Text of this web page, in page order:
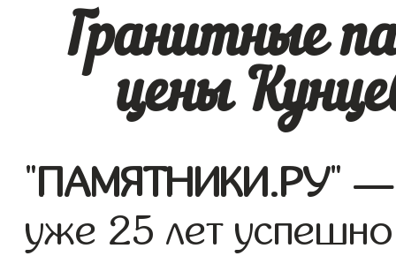
Гранитные
цены
"ПАМЯТНИКИ.РУ" —
уже 25 лет